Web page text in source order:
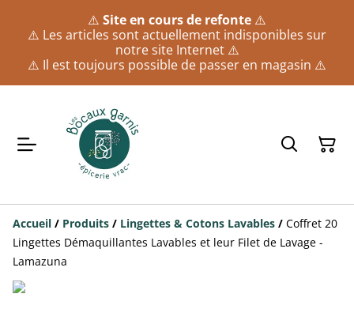
⚠️ Site en cours de refonte ⚠️
⚠️ Les articles sont actuellement indisponibles sur
notre site Internet ⚠️
⚠️ Il est toujours possible de passer en magasin ⚠️
Accueil / Produits / Lingettes & Cotons Lavables / Coffret 20
Lingettes Démaquillantes Lavables et leur Filet de Lavage -
Lamazuna